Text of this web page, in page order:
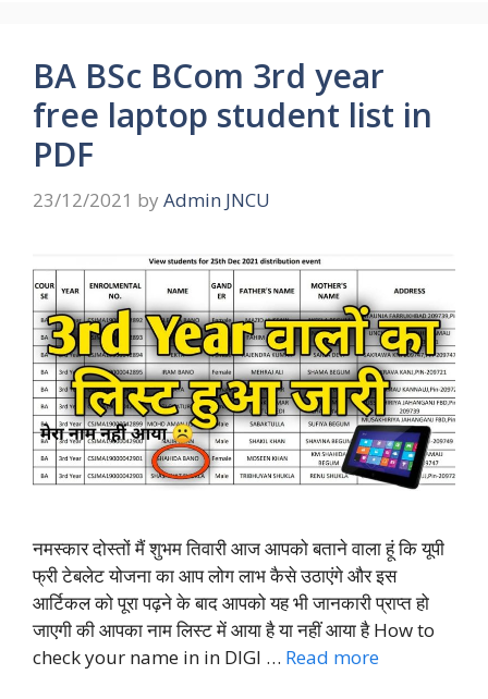
BA BSc BCom 3rd year
free laptop student list in
PDF
23/12/2021 by Admin JNCU
नमस्कार दोस्तों मैं शुभम तिवारी आज आपको बताने वाला हूं कि यूपी
फ्री टेबलेट योजना का आप लोग लाभ कैसे उठाएंगे और इस
आर्टिकल को पूरा पढ़ने के बाद आपको यह भी जानकारी प्राप्त हो
जाएगी की आपका नाम लिस्ट में आया है या नहीं आया है How to
check your name in in DIGI … Read more